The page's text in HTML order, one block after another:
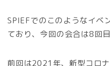
SPIEFでのこのようなイベ
ており、今回の会合は8回目
前回は2021年、新型コロ